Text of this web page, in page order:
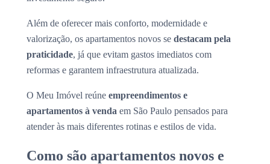
Além de oferecer mais conforto, modernidade e
valorização, os apartamentos novos se destacam pela
praticidade, já que evitam gastos imediatos com
reformas e garantem infraestrutura atualizada.
O Meu Imóvel reúne empreendimentos e
apartamentos à venda em São Paulo pensados para
atender às mais diferentes rotinas e estilos de vida.
Como são apartamentos novos e